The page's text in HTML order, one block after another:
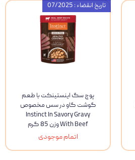
پوچ سگ اینستینکت با طعم
گوشت گاو در سس مخصوص
Instinct In Savory Gravy
With Beef وزن 85 گرم
اتمام موجودی
تاریخ انقضاء : 07/2025